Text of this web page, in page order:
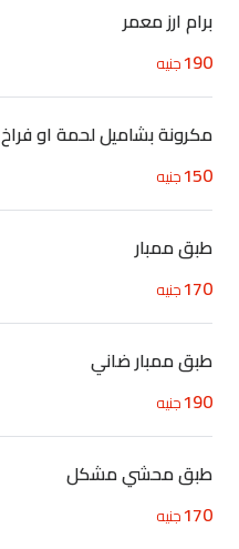
برام ارز معمر
190جنيه
مكرونة بشاميل لحمة او فراخ
150جنيه
طبق ممبار
170جنيه
طبق ممبار ضاني
190جنيه
طبق محشي مشكل
170جنيه